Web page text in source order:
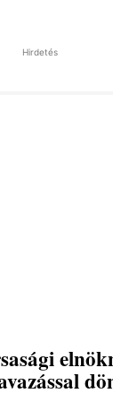
Hirdetés